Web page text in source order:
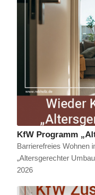
KfW Programm
Barrierefreies Wohnen
„Altersgerechter
2026